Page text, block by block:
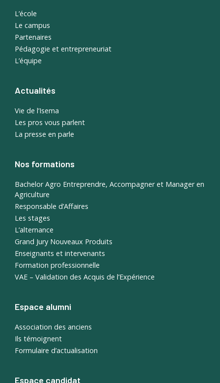
L’école
Le campus
Partenaires
Pédagogie et entrepreneuriat
L’équipe
Actualités
Vie de l’Isema
Les pros vous parlent
La presse en parle
Nos formations
Bachelor Agro Entreprendre, Accompagner et Manager en
Agriculture
Responsable d’Affaires
Les stages
L’alternance
Grand Jury Nouveaux Produits
Enseignants et intervenants
Formation professionnelle
VAE – Validation des Acquis de l’Expérience
Espace alumni
Association des anciens
Ils témoignent
Formulaire d’actualisation
Espace candidat